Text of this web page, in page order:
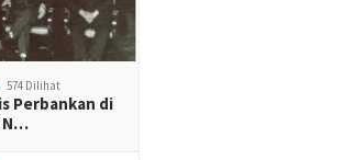
574 Dilihat
Perbankan di
N…